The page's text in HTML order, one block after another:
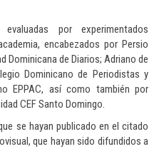
por experimentados
encabezados por Persio
Dominicana de Diarios; Adriano de
Dominicano de Periodistas y
EPPAC, así como también por
CEF Santo Domingo.
se hayan publicado en el citado
que hayan sido difundidos a